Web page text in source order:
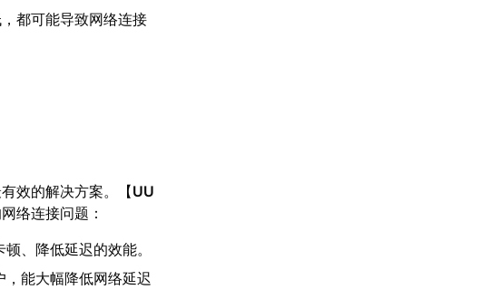
都可能导致网络连接
效的解决方案。【UU
络连接问题：
、降低延迟的效能。
，能大幅降低网络延迟